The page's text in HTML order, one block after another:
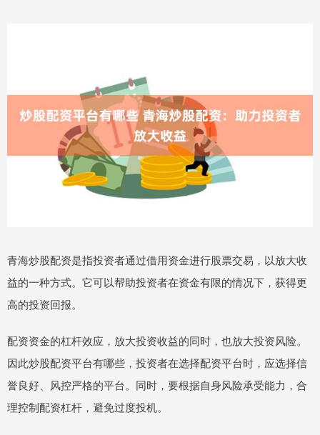
青海炒股配资是指投资者通过借用资金进行股票交易，以放大收
益的一种方式。它可以帮助投资者在资金有限的情况下，获得更
高的投资回报。
配资资金的杠杆效应，放大投资收益的同时，也放大投资风险。
因此炒股配资平台有哪些，投资者在选择配资平台时，应选择信
誉良好、风控严格的平台。同时，要根据自身风险承受能力，合
理控制配资杠杆，避免过度投机。